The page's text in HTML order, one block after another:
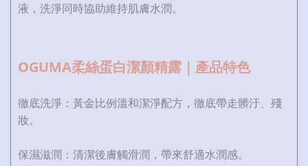
液，洗淨同時協助維持肌膚水潤。
OGUMA柔絲蛋白潔顏精露｜產品特色
徹底洗淨：黃金比例溫和潔淨配方，徹底帶走髒汙、殘
妝。
保濕滋潤：清潔後膚觸滑潤，帶來舒適水潤感。